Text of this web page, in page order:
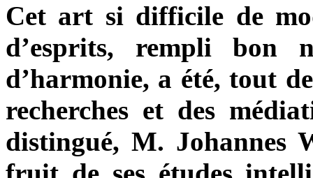
Cet art si difficile de
d’esprits, rempli bon
d’harmonie, a été, tout
recherches et des
distingué, M. Johannes